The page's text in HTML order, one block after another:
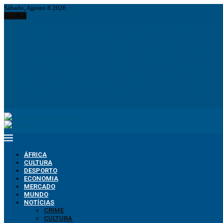
Sábado, Agosto 8 2026
ÁFRICA
CULTURA
DESPORTO
ECONOMIA
MERCADO
MUNDO
NOTÍCIAS
CRIME
CULTURA